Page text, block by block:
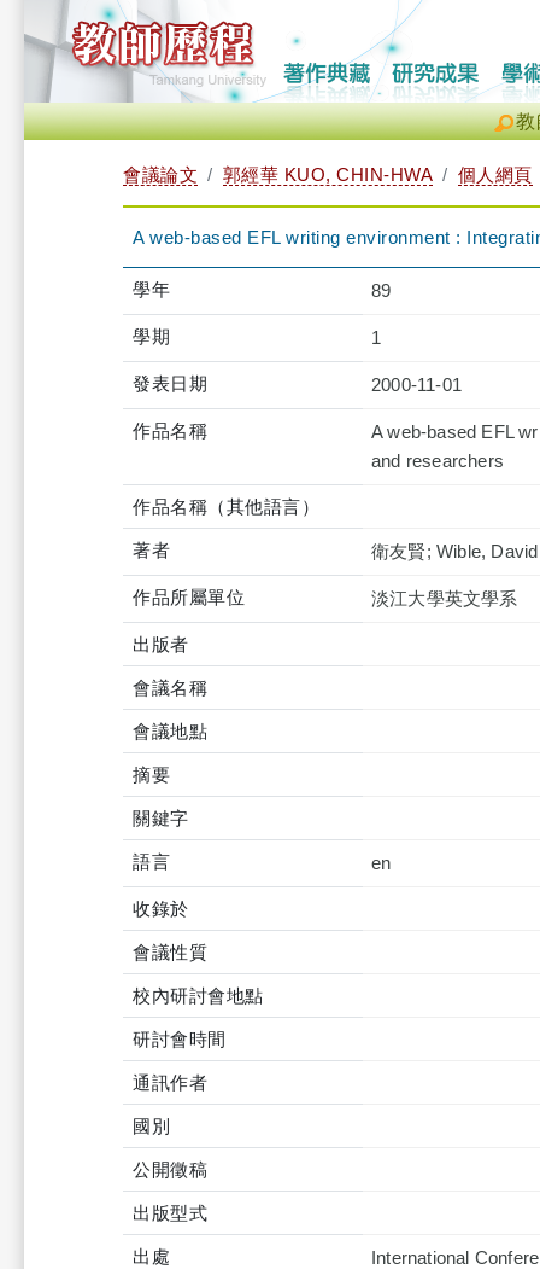
教
會議論文 郭經華 KUO, CHIN-HWA 個人網頁
A web-based EFL writing environment :
學年 89
學期 1
發表日期 2000-11-01
作品名稱
A web-based EFL
and researchers
作品名稱（其他語言）
著者 衛友賢; Wible,
作品所屬單位 淡江大學英文學系
出版者
會議名稱
會議地點
摘要
關鍵字
語言 en
收錄於
會議性質
校內研討會地點
研討會時間
通訊作者
國別
公開徵稿
出版型式
出處
International